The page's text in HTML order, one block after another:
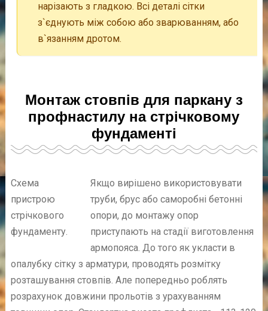
нарізають з гладкою. Всі деталі сітки
з`єднують між собою або зварюванням, або
в`язанням дротом.
Монтаж стовпів для паркану з
профнастилу на стрічковому
фундаменті
Схема
пристрою
стрічкового
фундаменту.
Якщо вирішено використовувати
труби, брус або саморобні бетонні
опори, до монтажу опор
приступають на стадії виготовлення
армопояса. До того як укласти в
опалубку сітку з арматури, проводять розмітку
розташування стовпів. Але попередньо роблять
розрахунок довжини прольотів з урахуванням